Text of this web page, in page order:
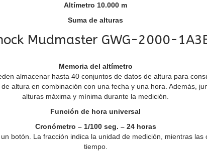
Altímetro 10.000 m
Suma de alturas
Mudmaster GWG-2000-
Memoria del altímetro
almacenar hasta 40 conjuntos de datos de altura para
altura en combinación con una fecha y una hora. Además,
alturas máxima y mínima durante la medición.
Función de hora universal
Cronómetro – 1/100 seg. – 24 horas
botón. La fracción indica la unidad de medición, mientras
tiempo.